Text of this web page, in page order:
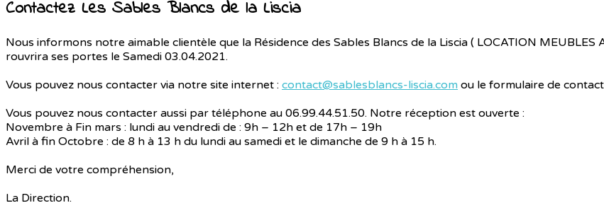
Contactez Les Sables Blancs de la Liscia
Nous informons notre aimable clientèle que la Résidence des Sables Blancs de la Liscia ( LOCATION
rouvrira ses portes le Samedi 03.04.2021.
Vous pouvez nous contacter via notre site internet : contact@sablesblancs-liscia.com ou le formulaire de
Vous pouvez nous contacter aussi par téléphone au 06.99.44.51.50. Notre réception est ouverte :
Novembre à Fin mars : lundi au vendredi de : 9h – 12h et de 17h – 19h
Avril à fin Octobre : de 8 h à 13 h du lundi au samedi et le dimanche de 9 h à 15 h.
Merci de votre compréhension,
La Direction.